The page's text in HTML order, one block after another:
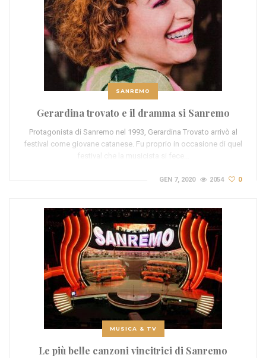
SANREMO
Gerardina trovato e il dramma si Sanremo
Protagonista di Sanremo nel 1993, Gerardina Trovato arrivò al
festival come giovane catanese. Fu proprio in occasione di quel
festival che la musicista si fece…
GEN 7, 2020 2054 0
MUSICA & TV
Le più belle canzoni vincitrici di Sanremo